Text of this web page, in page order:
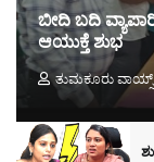
ಬೀದಿ ಬದಿ
ಆಯುಕ್ತೆ ಶುಭ
ತುಮಕೂರು ವಾಯ್ಸ್